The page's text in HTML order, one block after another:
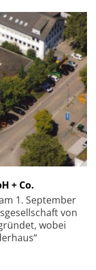
+ Co.
1. September
von
wobei